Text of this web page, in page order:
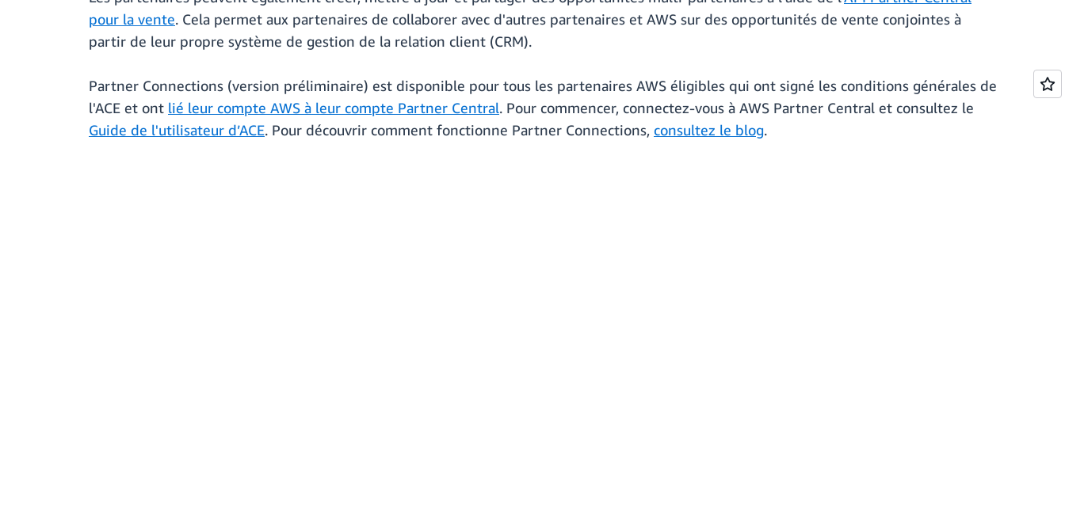
pour la vente. Cela permet aux partenaires de collaborer avec d'autres partenaires et AWS sur des opportunités de vente conjointes à
partir de leur propre système de gestion de la relation client (CRM).
Partner Connections (version préliminaire) est disponible pour tous les partenaires AWS éligibles qui ont signé les conditions générales de
l'ACE et ont lié leur compte AWS à leur compte Partner Central. Pour commencer, connectez-vous à AWS Partner Central et consultez le
Guide de l'utilisateur d’ACE. Pour découvrir comment fonctionne Partner Connections, consultez le blog.